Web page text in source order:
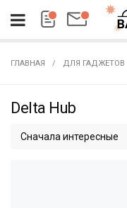
ГЛАВНАЯ ДЛЯ ГАДЖЕТОВ
Delta Hub
Сначала интересные